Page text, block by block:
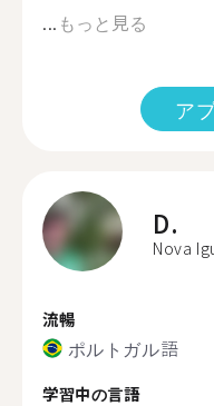
... もっと見る
ア
D.
Nova
流暢
ポルトガル語
学習中の言語